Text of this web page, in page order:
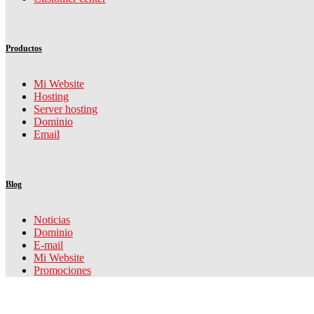
Productos
Mi Website
Hosting
Server hosting
Dominio
Email
Blog
Noticias
Dominio
E-mail
Mi Website
Promociones